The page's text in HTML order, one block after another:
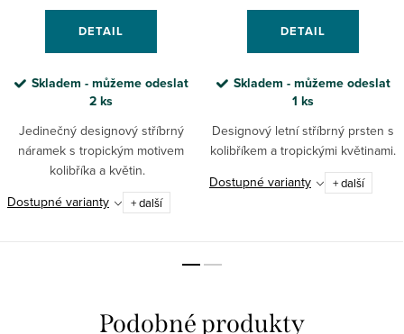
DETAIL
Skladem - můžeme odeslat
2 ks
Jedinečný designový stříbrný
náramek s tropickým motivem
kolibříka a květin.
Dostupné varianty
+ další
DETAIL
Skladem - můžeme odeslat
1 ks
Designový letní stříbrný prsten s
kolibříkem a tropickými květinami.
Dostupné varianty
+ další